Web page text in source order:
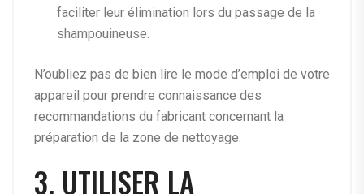
faciliter leur élimination lors du passage de la
shampouineuse.
N’oubliez pas de bien lire le mode d’emploi de votre
appareil pour prendre connaissance des
recommandations du fabricant concernant la
préparation de la zone de nettoyage.
3. UTILISER LA